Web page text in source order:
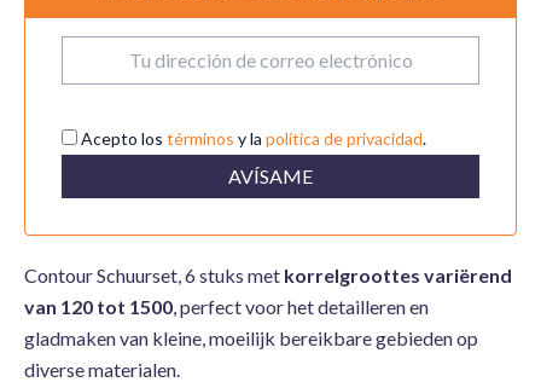
Acepto los términos y la política de privacidad.
Contour Schuurset, 6 stuks met korrelgroottes variërend
van 120 tot 1500 , perfect voor het detailleren en
gladmaken van kleine, moeilijk bereikbare gebieden op
diverse materialen.